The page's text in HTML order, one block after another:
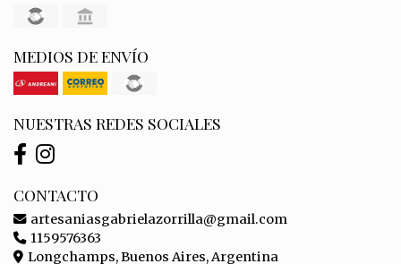
MEDIOS DE ENVÍO
NUESTRAS REDES SOCIALES
CONTACTO
artesaniasgabrielazorrilla@gmail.com
1159576363
Longchamps, Buenos Aires, Argentina